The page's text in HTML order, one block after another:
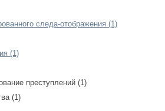
следа-отображения (1)
(1)
преступлений (1)
(1)